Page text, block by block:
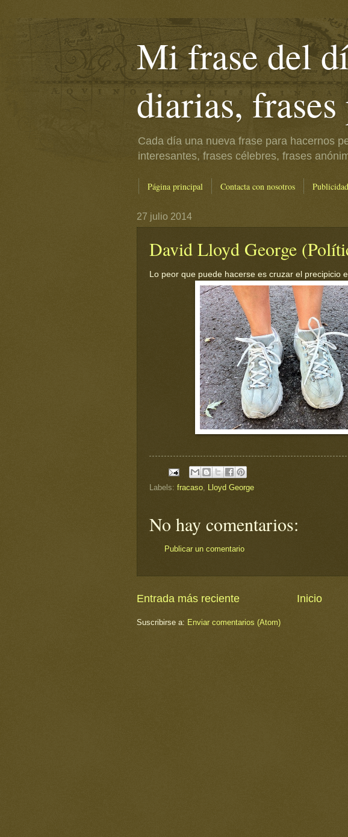
Mi frase del
diarias, frases
Cada día una nueva frase para hacernos
interesantes, frases célebres, frases
Página principal Contacta con nosotros Publicidad
27 julio 2014
David Lloyd George
Lo peor que puede hacerse es cruzar el precipicio
Labels: fracaso, Lloyd George
No hay comentarios:
Publicar un comentario
Entrada más reciente Inicio
Suscribirse a: Enviar comentarios (Atom)